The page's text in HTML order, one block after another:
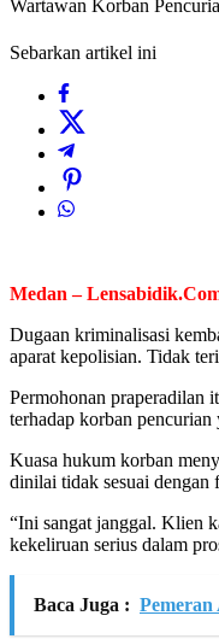
Wartawan Korban
Sebarkan artikel ini
Medan –
Dugaan kriminalisasi
aparat kepolisian. Tidak
Permohonan praperadilan
terhadap korban
Kuasa hukum korban
dinilai tidak sesuai dengan
“Ini sangat janggal. Klien
kekeliruan serius dalam
Baca Juga :